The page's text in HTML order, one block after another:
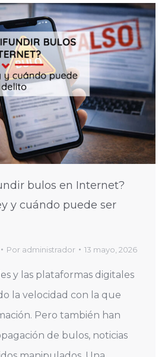
bulos en Internet?
y cuándo puede ser
Por administrador 13 mayo, 2026
y las plataformas digitales
la velocidad con la que
Pero también han
de bulos, noticias